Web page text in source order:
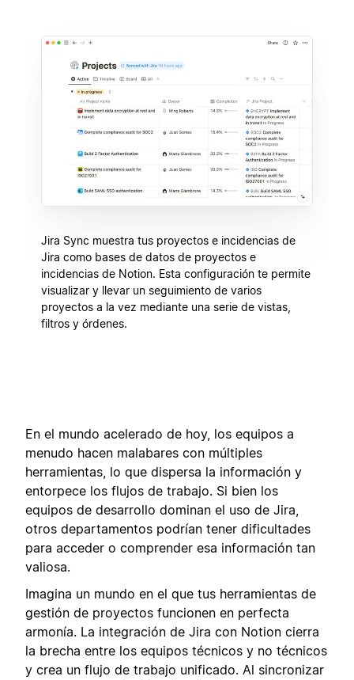
Jira Sync muestra tus proyectos e incidencias de
Jira como bases de datos de proyectos e
incidencias de Notion. Esta configuración te permite
visualizar y llevar un seguimiento de varios
proyectos a la vez mediante una serie de vistas,
filtros y órdenes.
En el mundo acelerado de hoy, los equipos a
menudo hacen malabares con múltiples
herramientas, lo que dispersa la información y
entorpece los flujos de trabajo. Si bien los
equipos de desarrollo dominan el uso de Jira,
otros departamentos podrían tener dificultades
para acceder o comprender esa información tan
valiosa.
Imagina un mundo en el que tus herramientas de
gestión de proyectos funcionen en perfecta
armonía. La integración de Jira con Notion cierra
la brecha entre los equipos técnicos y no técnicos
y crea un flujo de trabajo unificado. Al sincronizar